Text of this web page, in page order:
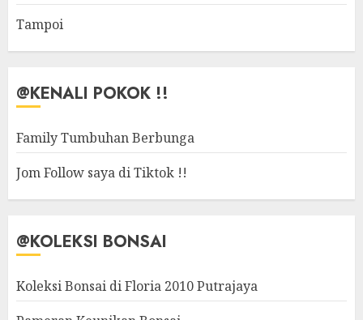
Tampoi
@KENALI POKOK !!
Family Tumbuhan Berbunga
Jom Follow saya di Tiktok !!
@KOLEKSI BONSAI
Koleksi Bonsai di Floria 2010 Putrajaya